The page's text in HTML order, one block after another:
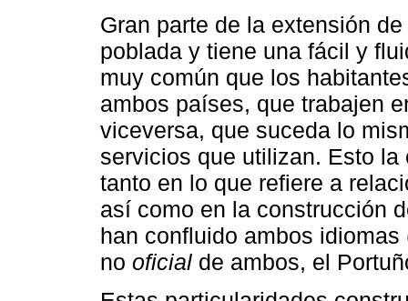
Gran parte de la extensión
poblada y tiene una fácil y
muy común que los
ambos países, que trabajen
viceversa, que suceda lo
servicios que utilizan. Esto
tanto en lo que refiere a
así como en la construcción
han confluido ambos
no oficial de ambos, el